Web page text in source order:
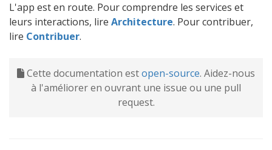
L'app est en route. Pour comprendre les services et
leurs interactions, lire Architecture. Pour contribuer,
lire Contribuer.
Cette documentation estopen-source. Aidez-nous
à l'améliorer en ouvrant une issue ou une pull
request.